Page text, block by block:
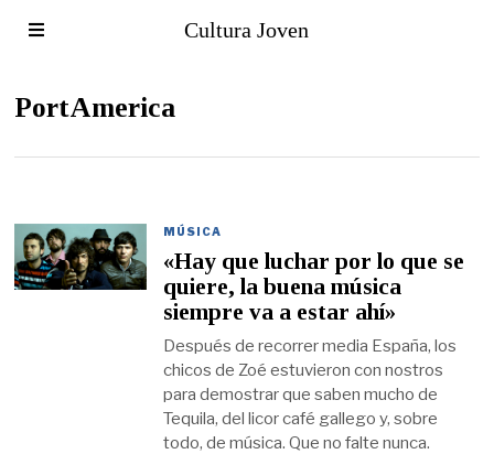
Cultura Joven
PortAmerica
MÚSICA
«Hay que luchar por lo que se
quiere, la buena música
siempre va a estar ahí»
Después de recorrer media España, los
chicos de Zoé estuvieron con nostros
para demostrar que saben mucho de
Tequila, del licor café gallego y, sobre
todo, de música. Que no falte nunca.